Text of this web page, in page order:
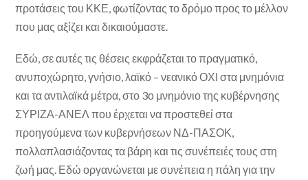
προτάσεις του ΚΚΕ, φωτίζοντας το δρόμο προς το μέλλον
που μας αξίζει και δικαιούμαστε.
Εδώ, σε αυτές τις θέσεις εκφράζεται το πραγματικό,
ανυποχώρητο, γνήσιο, λαϊκό – νεανικό ΟΧΙ στα μνημόνια
και τα αντιλαϊκά μέτρα, στο 3ο μνημόνιο της κυβέρνησης
ΣΥΡΙΖΑ-ΑΝΕΛ που έρχεται να προστεθεί στα
προηγούμενα των κυβερνήσεων ΝΔ-ΠΑΣΟΚ,
πολλαπλασιάζοντας τα βάρη και τις συνέπειές τους στη
ζωή μας. Εδώ οργανώνεται με συνέπεια η πάλη για την